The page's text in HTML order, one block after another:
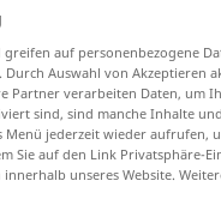
auf personenbezogene
Auswahl von Akzeptieren
Partner verarbeiten Daten, um
sind, sind manche Inhalte
Menü jederzeit wieder aufrufen,
Sie auf den Link Privatsphäre-
unseres Website.